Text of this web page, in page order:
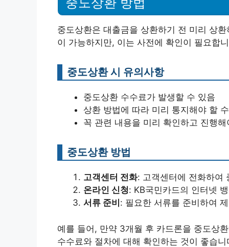
중도상환은 대출금을 상환하기 전 미리 상
이 가능하지만, 이는 사전에 확인이 필요합
중도상환 시 유의사항
중도상환 수수료가 발생할 수 있음
상환 방법에 따라 미리 통지해야 할
꼭 관련 내용을 미리 확인하고 진행해
중도상환 방법
고객센터 전화: 고객센터에 전화하여
온라인 신청: KB국민카드의 인터넷
서류 준비 : 필요한 서류를 준비하여
예를 들어, 만약 3개월 후 카드론을 중도상
수수료와 절차에 대해 확인하는 것이 좋습니